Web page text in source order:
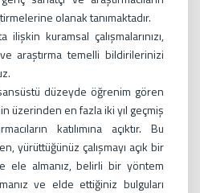
olanak tanımaktadır.
kuramsal çalışmalarınızı,
ve araştırma temelli bildirilerinizi
düzeyde öğrenim gören
üzerinden en fazla iki yıl geçmiş
katılımına açıktır. Bu
yürüttüğünüz çalışmayı açık bir
ele almanız, belirli bir yöntem
ve elde ettiğiniz bulguları